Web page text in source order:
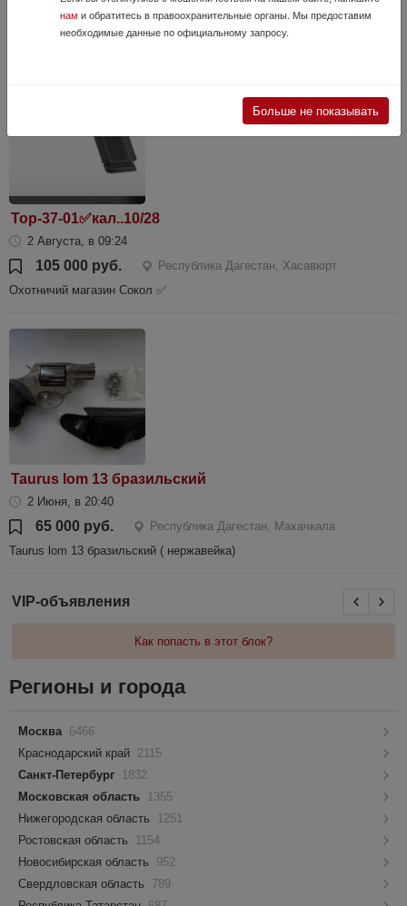
магазина короткий и удлененный,не удобен для постоянного
ношения,хочу приобрести другой
Тор-37-01✅кал..10/28
2 Августа, в 09:24
105 000 руб.
Республика Дагестан, Хасавюрт
Охотничий магазин Сокол ✅
Taurus lom 13 бразильский
2 Июня, в 20:40
65 000 руб.
Республика Дагестан, Махачкала
Taurus lom 13 бразильский ( нержавейка)
нам и обратитесь в правоохранительные органы. Мы предоставим
необходимые данные по официальному запросу.
Больше не показывать
VIP-объявления
Как попасть в этот блок?
Регионы и города
Москва 6466
Краснодарский край 2115
Санкт-Петербург 1832
Московская область 1355
Нижегородская область
1251
Ростовская область
1154
Новосибирская область
952
Свердловская область
789